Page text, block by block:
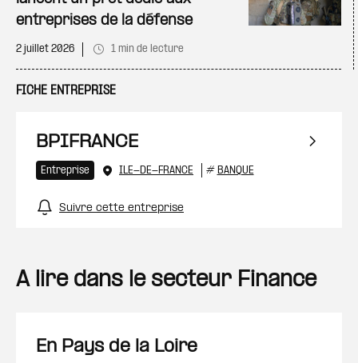
entreprises de la défense
2 juillet 2026 1 min de lecture
FICHE ENTREPRISE
BPIFRANCE
Entreprise ILE-DE-FRANCE # BANQUE
Suivre cette entreprise
A lire dans le secteur Finance
En Pays de la Loire